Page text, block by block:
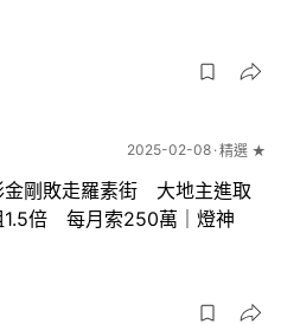
2025-02-08 精選 ★
金剛敗走羅素街 大地主進取
1.5倍 每月索250萬｜燈神